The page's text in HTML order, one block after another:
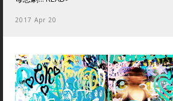
2017 Apr 20